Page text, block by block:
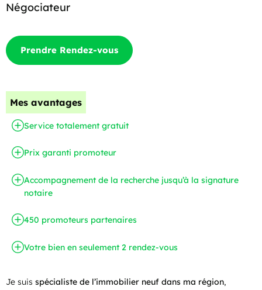
Négociateur
Prendre Rendez-vous
Mes avantages
Service totalement gratuit
Prix garanti promoteur
Accompagnement de la recherche jusqu’à la signature
notaire
450 promoteurs partenaires
Votre bien en seulement 2 rendez-vous
Je suis spécialiste de l’immobilier neuf dans ma région,